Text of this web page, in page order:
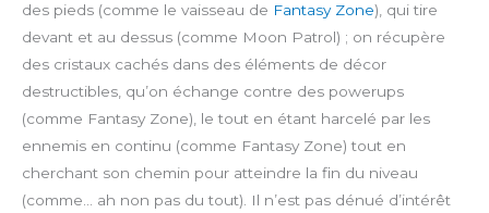
des pieds (comme le vaisseau de Fantasy Zone), qui tire
devant et au dessus (comme Moon Patrol) ; on récupère
des cristaux cachés dans des éléments de décor
destructibles, qu’on échange contre des powerups
(comme Fantasy Zone), le tout en étant harcelé par les
ennemis en continu (comme Fantasy Zone) tout en
cherchant son chemin pour atteindre la fin du niveau
(comme… ah non pas du tout). Il n’est pas dénué d’intérêt